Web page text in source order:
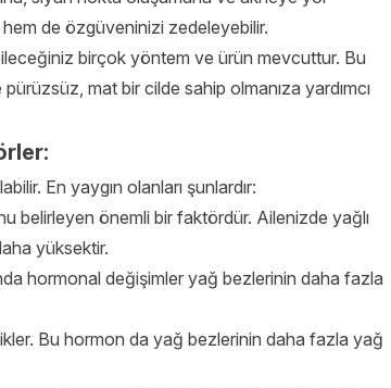
de özgüveninizi zedeleyebilir.
birçok yöntem ve ürün mevcuttur. Bu
mat bir cilde sahip olmanıza yardımcı
En yaygın olanları şunlardır:
belirleyen önemli bir faktördür. Ailenizde yağlı
yüksektir.
hormonal değişimler yağ bezlerinin daha fazla
Bu hormon da yağ bezlerinin daha fazla yağ